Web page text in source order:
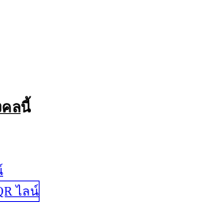
คลนี้